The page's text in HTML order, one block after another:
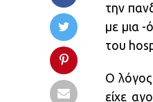
την
με μια -
του
Ο λόγος
είχε